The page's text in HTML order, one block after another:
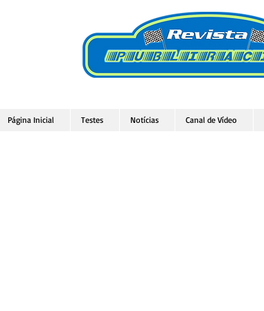
Página Inicial Testes Notícias Canal de Vídeo